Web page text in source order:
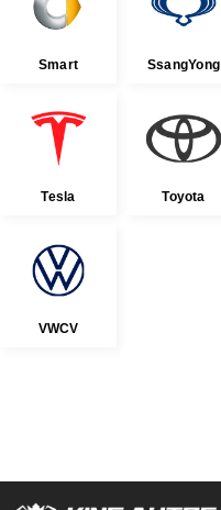
Smart SsangYong
Tesla Toyota
VWCV